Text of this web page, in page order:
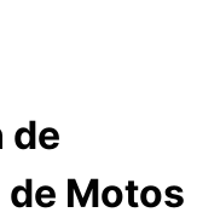
de
Motos